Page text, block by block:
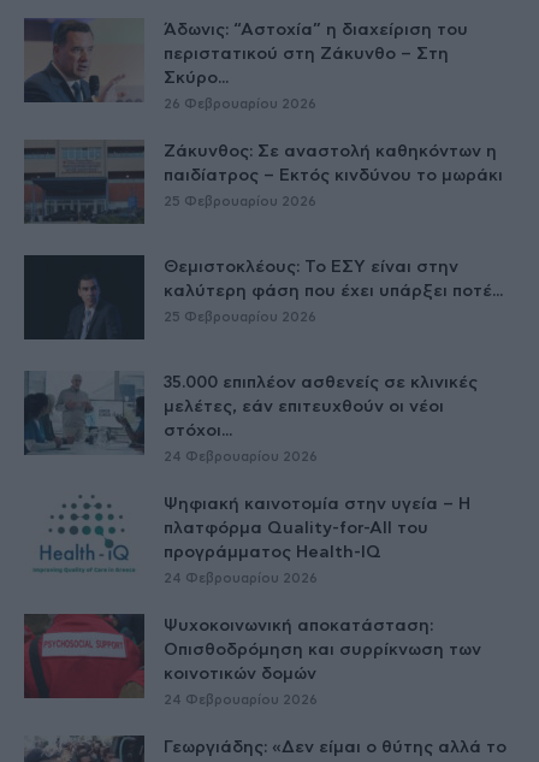
Άδωνις: “Αστοχία” η διαχείριση του
περιστατικού στη Ζάκυνθο – Στη
Σκύρο...
26 Φεβρουαρίου 2026
Ζάκυνθος: Σε αναστολή καθηκόντων η
παιδίατρος – Εκτός κινδύνου το μωράκι
25 Φεβρουαρίου 2026
Θεμιστοκλέους: Το ΕΣΥ είναι στην
καλύτερη φάση που έχει υπάρξει ποτέ...
25 Φεβρουαρίου 2026
35.000 επιπλέον ασθενείς σε κλινικές
μελέτες, εάν επιτευχθούν οι νέοι
στόχοι...
24 Φεβρουαρίου 2026
Ψηφιακή καινοτομία στην υγεία – H
πλατφόρμα Quality-for-All του
προγράμματος Health-IQ
24 Φεβρουαρίου 2026
Ψυχοκοινωνική αποκατάσταση:
Οπισθοδρόμηση και συρρίκνωση των
κοινοτικών δομών
24 Φεβρουαρίου 2026
Γεωργιάδης: «Δεν είμαι ο θύτης αλλά το